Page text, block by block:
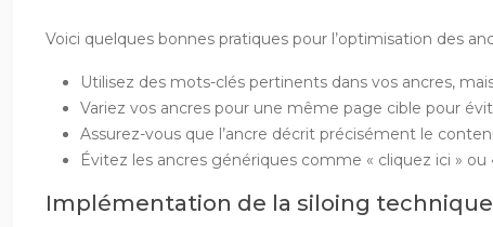
Voici quelques bonnes pratiques pour l’optimisation des
Utilisez des mots-clés pertinents dans vos ancres,
Variez vos ancres pour une même page cible pour
Assurez-vous que l’ancre décrit précisément le
Évitez les ancres génériques comme « cliquez ici » ou
Implémentation de la siloing technique